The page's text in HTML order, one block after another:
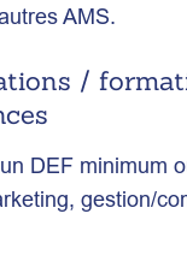
AMS.
/
DEF minimum
gestion/